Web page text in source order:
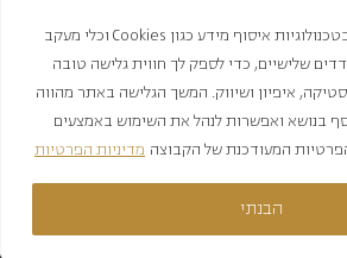
באתר זה נעשה שימוש בטכנולוגיות איסוף מידע כגון Cookies וכלי מעקב
שלישיים, כדי לספק לך חווית גלישה טובה
איפיון ושיווק. המשך הגלישה באתר מהווה
בנושא ואפשרות לנהל את השימוש באמצעים
המעודכנת של הקבוצה מדיניות הפרטיות
הבנתי